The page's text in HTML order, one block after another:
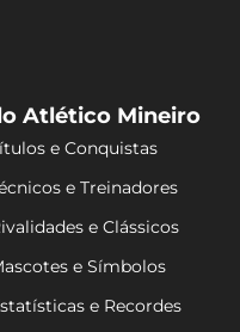
Atlético Mineiro
e Conquistas
e Treinadores
e Clássicos
e Símbolos
e Recordes